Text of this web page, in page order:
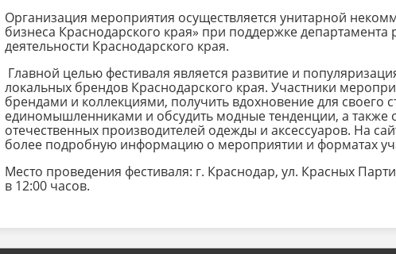
Организация мероприятия осуществляется унитарной
бизнеса Краснодарского края» при поддержке
деятельности Краснодарского края.
Главной целью фестиваля является развитие и
локальных брендов Краснодарского края. Участники
брендами и коллекциями, получить вдохновение для своего
единомышленниками и обсудить модные тенденции, а также
отечественных производителей одежды и аксессуаров. На
более подробную информацию о мероприятии и форматах
Место проведения фестиваля: г. Краснодар, ул. Красных
в 12:00 часов.